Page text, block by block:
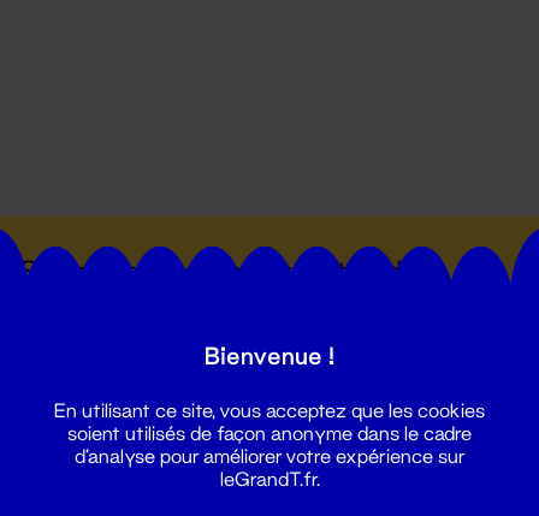
Suivez toutes les actualités du
Bienvenue !
En utilisant ce site, vous acceptez que les cookies
soient utilisés de façon anonyme dans le cadre
d'analyse pour améliorer votre expérience sur
leGrandT.fr.